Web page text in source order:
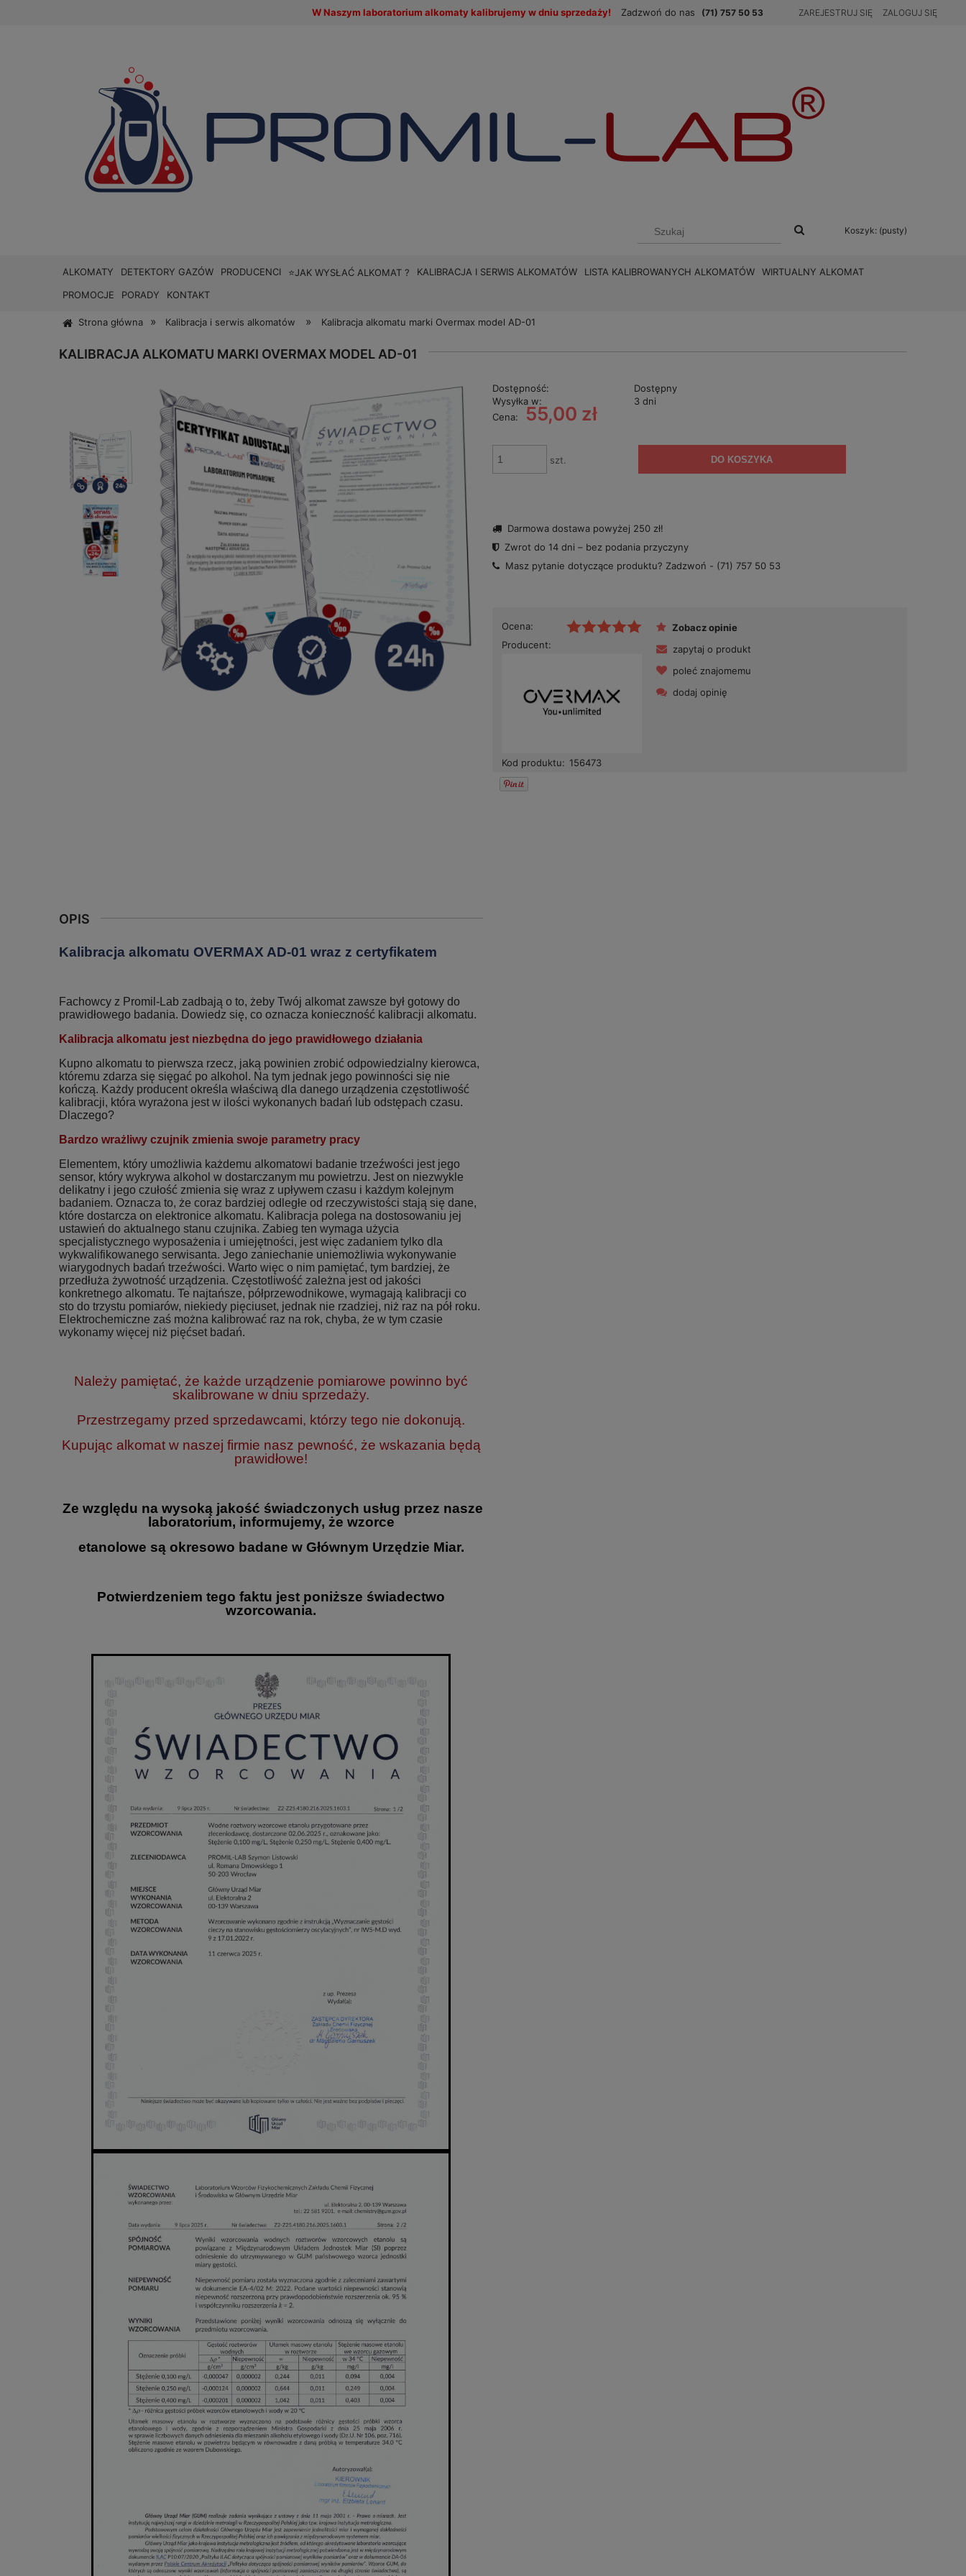
W Naszym laboratorium alkomaty kalibrujemy w dniu sprzedaży! Zadzwoń do nas (71) 757 50 53 ZAREJESTRUJ SIĘ ZALOGUJ SIĘ
Koszyk: (pusty)
ALKOMATY DETEKTORY GAZÓW PRODUCENCI ⭐JAK WYSŁAĆ ALKOMAT ? KALIBRACJA I SERWIS ALKOMATÓW LISTA KALIBROWANYCH ALKOMATÓW
WIRTUALNY ALKOMAT
PROMOCJE
PORADY KONTAKT
Strona główna » Kalibracja i serwis alkomatów » Kalibracja alkomatu marki Overmax model AD-01
KALIBRACJA ALKOMATU MARKI OVERMAX MODEL AD-01
Dostępność:
Dostępny
Wysyłka w:
3 dni
Cena:
55,00 zł
szt. DO KOSZYKA
Darmowa dostawa powyżej 250 zł!
Zwrot do 14 dni – bez podania przyczyny
Masz pytanie dotyczące produktu? Zadzwoń - (71) 757 50 53
Ocena:
Producent:
Kod produktu: 156473
Zobacz opinie
zapytaj o produkt
poleć znajomemu
dodaj opinię
OPIS
Kalibracja alkomatu OVERMAX AD-01 wraz z certyfikatem
Fachowcy z Promil-Lab zadbają o to, żeby Twój alkomat zawsze był gotowy do
prawidłowego badania. Dowiedz się, co oznacza konieczność kalibracji alkomatu.
Kalibracja alkomatu jest niezbędna do jego prawidłowego działania
Kupno alkomatu to pierwsza rzecz, jaką powinien zrobić odpowiedzialny kierowca,
któremu zdarza się sięgać po alkohol. Na tym jednak jego powinności się nie
kończą. Każdy producent określa właściwą dla danego urządzenia częstotliwość
kalibracji, która wyrażona jest w ilości wykonanych badań lub odstępach czasu.
Dlaczego?
Bardzo wrażliwy czujnik zmienia swoje parametry pracy
Elementem, który umożliwia każdemu alkomatowi badanie trzeźwości jest jego
sensor, który wykrywa alkohol w dostarczanym mu powietrzu. Jest on niezwykle
delikatny i jego czułość zmienia się wraz z upływem czasu i każdym kolejnym
badaniem. Oznacza to, że coraz bardziej odległe od rzeczywistości stają się dane,
które dostarcza on elektronice alkomatu. Kalibracja polega na dostosowaniu jej
ustawień do aktualnego stanu czujnika. Zabieg ten wymaga użycia
specjalistycznego wyposażenia i umiejętności, jest więc zadaniem tylko dla
wykwalifikowanego serwisanta. Jego zaniechanie uniemożliwia wykonywanie
wiarygodnych badań trzeźwości. Warto więc o nim pamiętać, tym bardziej, że
przedłuża żywotność urządzenia. Częstotliwość zależna jest od jakości
konkretnego alkomatu. Te najtańsze, półprzewodnikowe, wymagają kalibracji co
sto do trzystu pomiarów, niekiedy pięciuset, jednak nie rzadziej, niż raz na pół roku.
Elektrochemiczne zaś można kalibrować raz na rok, chyba, że w tym czasie
wykonamy więcej niż pięćset badań.
Należy pamiętać, że każde urządzenie pomiarowe powinno być
skalibrowane w dniu sprzedaży.
Przestrzegamy przed sprzedawcami, którzy tego nie dokonują.
Kupując alkomat w naszej firmie nasz pewność, że wskazania będą
prawidłowe!
Ze względu na wysoką jakość świadczonych usług przez nasze
laboratorium, informujemy, że wzorce
etanolowe są okresowo badane w Głównym Urzędzie Miar.
Potwierdzeniem tego faktu jest poniższe świadectwo
wzorcowania.